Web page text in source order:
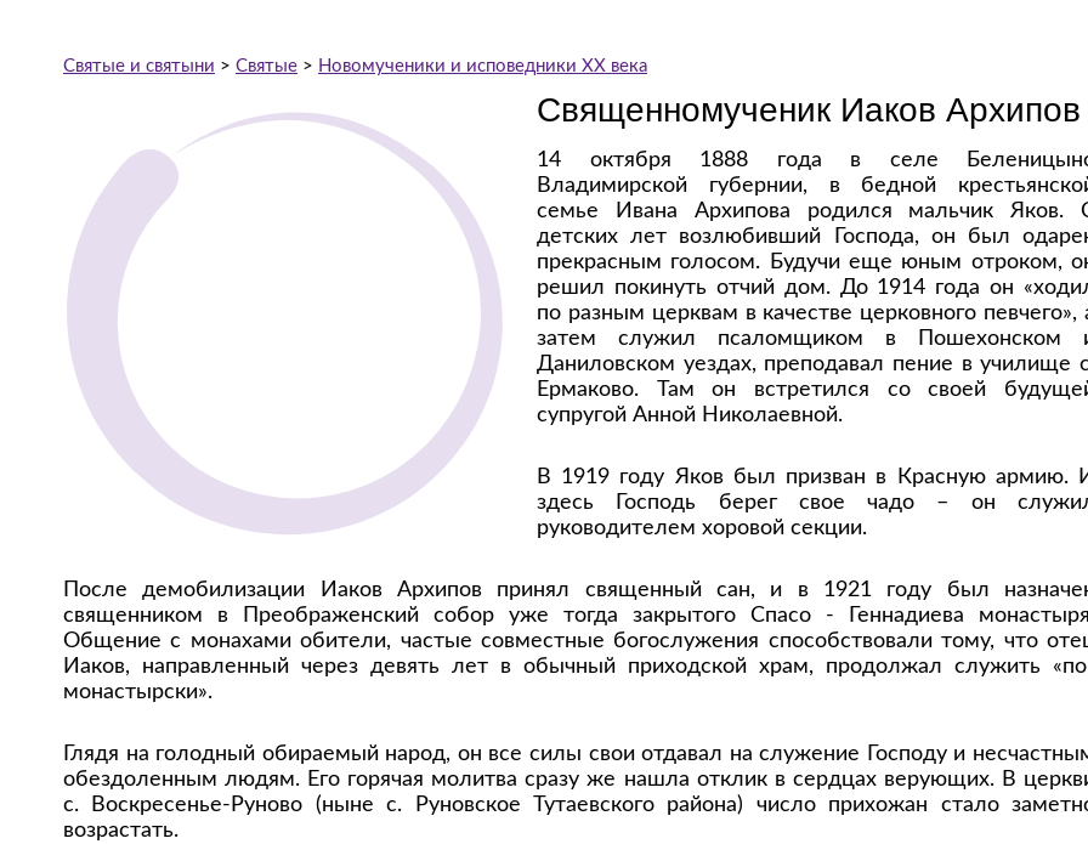
Святые и святыни > Святые > Новомученики и исповедники ХХ века
Священномученик Иаков Архипов
14 октября 1888 года в селе
Владимирской губернии, в бедной
семье Ивана Архипова родился мальчик Яков.
детских лет возлюбивший Господа, он был
прекрасным голосом. Будучи еще юным отроком,
решил покинуть отчий дом. До 1914 года он
по разным церквам в качестве церковного певчего»,
затем служил псаломщиком в Пошехонском
Даниловском уездах, преподавал пение в училище
Ермаково. Там он встретился со своей
супругой Анной Николаевной.
В 1919 году Яков был призван в Красную армию.
здесь Господь берег свое чадо – он
руководителем хоровой секции.
После демобилизации Иаков Архипов принял священный сан, и в 1921 году был
священником в Преображенский собор уже тогда закрытого Спасо - Геннадиева
Общение с монахами обители, частые совместные богослужения способствовали тому, что
Иаков, направленный через девять лет в обычный приходской храм, продолжал служить
монастырски».
Глядя на голодный обираемый народ, он все силы свои отдавал на служение Господу и
обездоленным людям. Его горячая молитва сразу же нашла отклик в сердцах верующих. В
с. Воскресенье-Руново (ныне с. Руновское Тутаевского района) число прихожан стало
возрастать.